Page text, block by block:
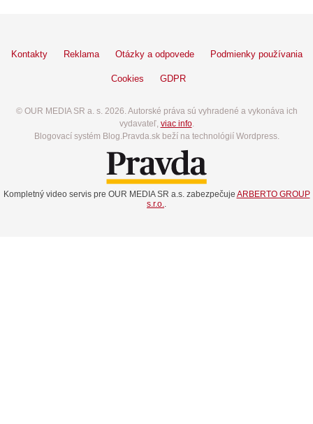
Kontakty Reklama Otázky a odpovede Podmienky používania
Cookies GDPR
© OUR MEDIA SR a. s. 2026. Autorské práva sú vyhradené a vykonáva ich
vydavateľ, viac info.
Blogovací systém Blog.Pravda.sk beží na technológií Wordpress.
Kompletný video servis pre OUR MEDIA SR a.s. zabezpečuje ARBERTO GROUP
s.r.o..